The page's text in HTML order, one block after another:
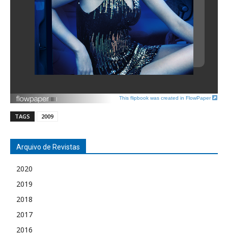
This flipbook was created in FlowPaper
TAGS 2009
Arquivo de Revistas
2020
2019
2018
2017
2016